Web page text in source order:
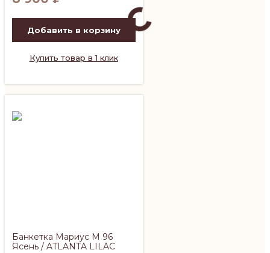
Добавить в корзину
Купить товар в 1 клик
Банкетка Мариус М 96
Ясень / ATLANTA LILAC